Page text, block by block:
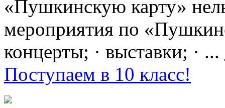
«Пушкинскую карту»
мероприятия по
концерты; · выставки; · ...
Поступаем в 10 класс!